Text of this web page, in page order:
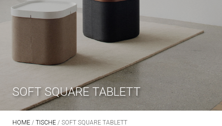
SOFT SQUARE TABLETT
HOME / TISCHE / SOFT SQUARE TABLETT